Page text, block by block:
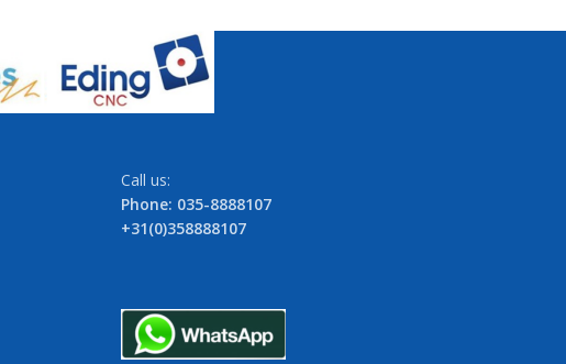
Call us:
Phone: 035-8888107
+31(0)358888107